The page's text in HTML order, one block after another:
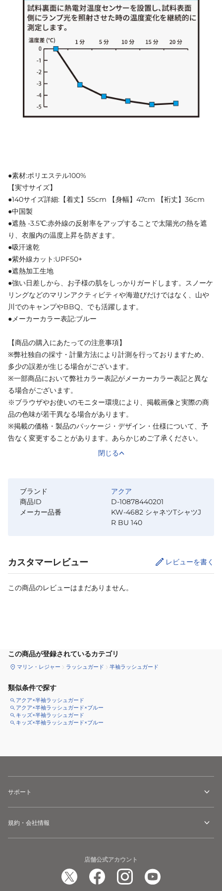
●素材:ポリエステル100%
【実寸サイズ】
●140サイズ詳細:【着丈】55cm 【身幅】47cm 【裄丈】36cm
●中国製
●遮熱 -3.5℃:赤外線の反射率をアップすることで太陽光の熱を遮
り、衣服内の温度上昇を防ぎます。
●吸汗速乾
●紫外線カット:UPF50+
●遮熱加工生地
●強い日差しから、お子様の肌をしっかりガードします。スノーケ
リングなどのマリンアクティビティや海遊びだけではなく、山や
川でのキャンプやBBQ、でも活躍します。
●メーカーカラー表記:ブルー
【商品の購入にあたっての注意事項】
※弊社独自の採寸・計量方法により計測を行っておりますため、
多少の誤差が生じる場合がございます。
※一部商品において弊社カラー表記がメーカーカラー表記と異な
る場合がございます。
※ブラウザやお使いのモニター環境により、掲載画像と実際の商
品の色味が若干異なる場合があります。
※掲載の価格・製品のパッケージ・デザイン・仕様について、予
告なく変更することがあります。あらかじめご了承ください。
閉じる
ブランド
アクア
商品ID
D-10878440201
メーカー品番
KW-4682 シャネツTシャツJ
R BU 140
カスタマーレビュー レビューを書く
この商品のレビューはまだありません。
この商品が登録されているカテゴリ
マリン・レジャー ラッシュガード 半袖ラッシュガード
類似条件で探す
アクア×半袖ラッシュガード
アクア×半袖ラッシュガード×ブルー
キッズ×半袖ラッシュガード
キッズ×半袖ラッシュガード×ブルー
サポート
規約・会社情報
店舗公式アカウント